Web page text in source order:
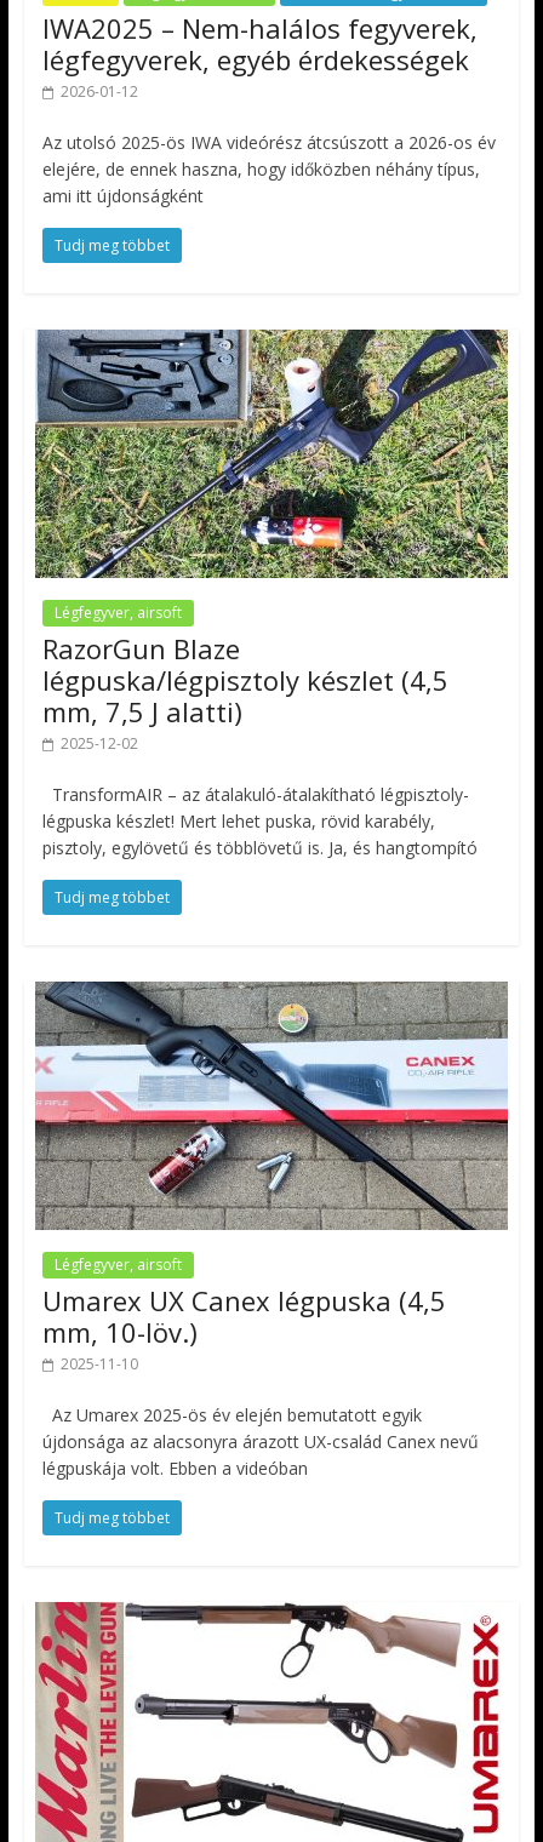
IWA2025 – Nem-halálos fegyverek,
légfegyverek, egyéb érdekességek
2026-01-12
Az utolsó 2025-ös IWA videórész átcsúszott a 2026-os év
elejére, de ennek haszna, hogy időközben néhány típus,
ami itt újdonságként
Tudj meg többet
Légfegyver, airsoft
RazorGun Blaze
légpuska/légpisztoly készlet (4,5
mm, 7,5 J alatti)
2025-12-02
TransformAIR – az átalakuló-átalakítható légpisztoly-
légpuska készlet! Mert lehet puska, rövid karabély,
pisztoly, egylövetű és többlövetű is. Ja, és hangtompító
Tudj meg többet
Légfegyver, airsoft
Umarex UX Canex légpuska (4,5
mm, 10-löv.)
2025-11-10
Az Umarex 2025-ös év elején bemutatott egyik
újdonsága az alacsonyra árazott UX-család Canex nevű
légpuskája volt. Ebben a videóban
Tudj meg többet